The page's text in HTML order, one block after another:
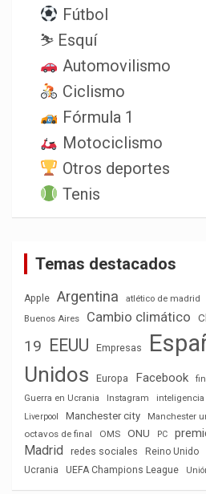
Fútbol
⛷️ Esquí
Automovilismo
Ciclismo
Fórmula 1
Motociclismo
Otros deportes
Tenis
Temas destacados
Apple Argentina atlético de madrid
Buenos Aires
Cambio climático
19 EEUU Empresas
Unidos
Europa Facebook
Guerra en Ucrania Instagram inteligencia
Liverpool Manchester city Manchester
octavos de final OMS ONU PC
Madrid
redes sociales Reino Unido
Ucrania
UEFA Champions League